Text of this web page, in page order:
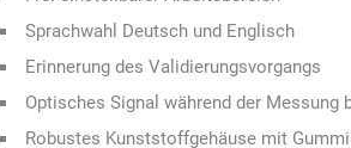
Sprachwahl Deutsch und Englisch
Erinnerung des Validierungsvorgangs
Optisches Signal während der
Robustes Kunststoffgehäuse mit